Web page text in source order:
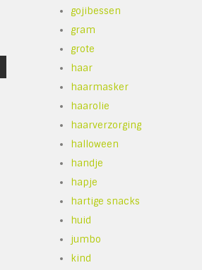
gojibessen
gram
grote
haar
haarmasker
haarolie
haarverzorging
halloween
handje
hapje
hartige snacks
huid
jumbo
kind